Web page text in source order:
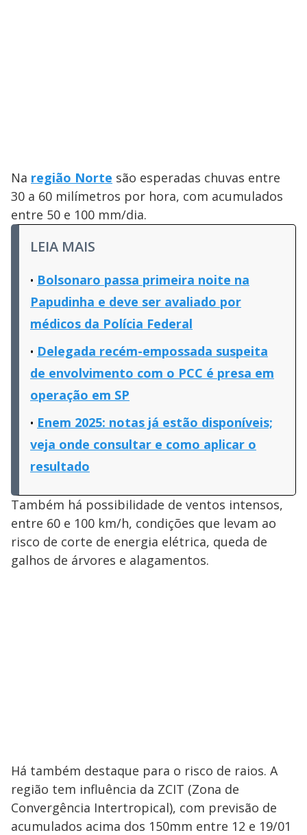
Na região Norte são esperadas chuvas entre
30 a 60 milímetros por hora, com acumulados
entre 50 e 100 mm/dia.
LEIA MAIS
Bolsonaro passa primeira noite na
Papudinha e deve ser avaliado por
médicos da Polícia Federal
Delegada recém-empossada suspeita
de envolvimento com o PCC é presa em
operação em SP
Enem 2025: notas já estão disponíveis;
veja onde consultar e como aplicar o
resultado
Também há possibilidade de ventos intensos,
entre 60 e 100 km/h, condições que levam ao
risco de corte de energia elétrica, queda de
galhos de árvores e alagamentos.
Há também destaque para o risco de raios. A
região tem influência da ZCIT (Zona de
Convergência Intertropical), com previsão de
acumulados acima dos 150mm entre 12 e 19/01